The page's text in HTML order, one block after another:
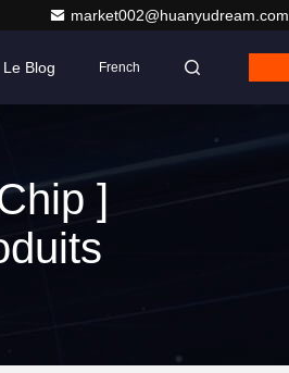
market002@huanyudream.com
Le Blog French
]